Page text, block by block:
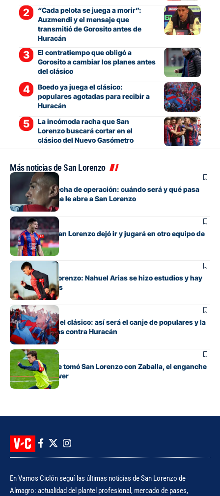
“Cada pelota se juega a morir”:
Auzmendi y el mensaje que
transmitió de Gorosito antes de
Huracán
El contratiempo que obligó a
Gorosito a cambiar los planes antes
del clásico
Boedo ya juega el clásico:
populares agotadas para recibir a
Huracán
La incómoda racha que San
Lorenzo buscará cortar en el
clásico del Nuevo Gasómetro
Más noticias de San Lorenzo
Fútbol
Barrios tiene fecha de operación: cuándo será y qué pasa
con cupo que se le abre a San Lorenzo
Fútbol
El lateral que San Lorenzo dejó ir y jugará en otro equipo de
Primera
Fútbol
Alivio en San Lorenzo: Nahuel Arias se hizo estudios y hay
buenas noticias
Fútbol
Todo listo para el clásico: así será el canje de populares y la
venta de plateas contra Huracán
Fútbol
La decisión que tomó San Lorenzo con Zaballa, el enganche
que llegó de River
En Vamos Ciclón seguí las últimas noticias de San Lorenzo de
Almagro: actualidad del plantel profesional, mercado de pases,